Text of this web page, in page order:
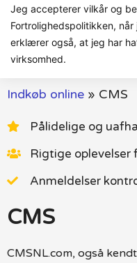
Jeg accepterer vilkår og
Fortrolighedspolitikken,
erklærer også, at jeg har
virksomhed.
Indkøb online » CMS
Pålidelige og
Rigtige oplevelser
Anmeldelser
CMS
CMSNL.com, også